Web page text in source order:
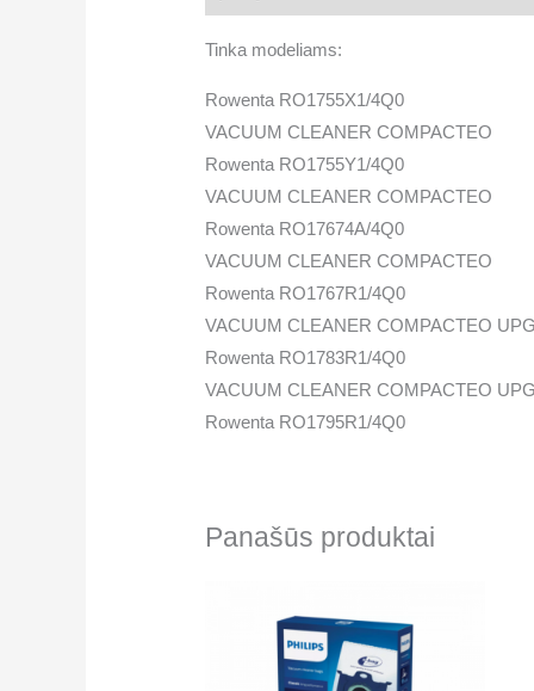
Tinka modeliams:
Rowenta RO1755X1/4Q0
VACUUM CLEANER COMPACTEO
Rowenta RO1755Y1/4Q0
VACUUM CLEANER COMPACTEO
Rowenta RO17674A/4Q0
VACUUM CLEANER COMPACTEO
Rowenta RO1767R1/4Q0
VACUUM CLEANER COMPACTEO
Rowenta RO1783R1/4Q0
VACUUM CLEANER COMPACTEO
Rowenta RO1795R1/4Q0
Rowenta RO1823Y1/4Q0
Rowenta RO1855R1/4Q0
VACUUM CLEANER MINI SPACE
Rowenta RO1855Y1/4Q0
Panašūs produktai